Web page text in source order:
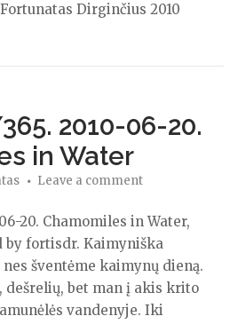
Dirginčius 2010
2010-06-20.
in Water
Leave a comment
20. Chamomiles in Water,
by fortisdr. Kaimyniška
šventėme kaimynų dieną.
dešrelių, bet man į akis krito
vandenyje. Iki